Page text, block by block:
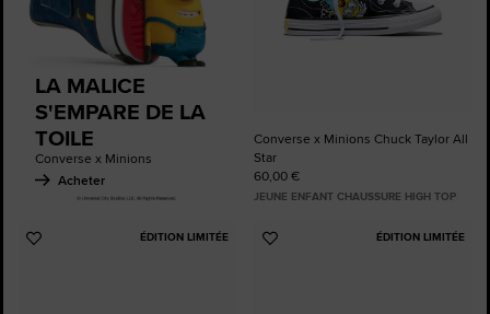
LA MALICE
S'EMPARE DE LA
TOILE
Converse x Minions
Acheter
Converse x Minions Chuck Taylor All
Star
60,00 €
JEUNE ENFANT CHAUSSURE HIGH TOP
ÉDITION LIMITÉE
Ajouter
ÉDITION LIMITÉE
Ajouter